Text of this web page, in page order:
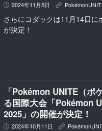
P 2024年11月5日 K
さらにコダックは11月14日
が決定！
「Pokémon UNITE（
る国際大会「Pokémon
2025」の開催が決定！
P 2024年10月11日 K